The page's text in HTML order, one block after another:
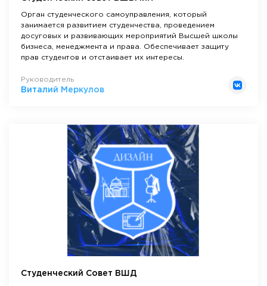
Орган студенческого самоуправления, который
занимается развитием студенчества, проведением
досуговых и развивающих мероприятий Высшей школы
бизнеса, менеджмента и права. Обеспечивает защиту
прав студентов и отстаивает их интересы.
Руководитель
Виталий Меркулов
Студенческий Совет ВШД